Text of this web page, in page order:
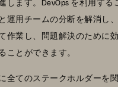
運用チームの分断を解消し
作業し、問題解決のために
ことができます。
全てのステークホルダーを